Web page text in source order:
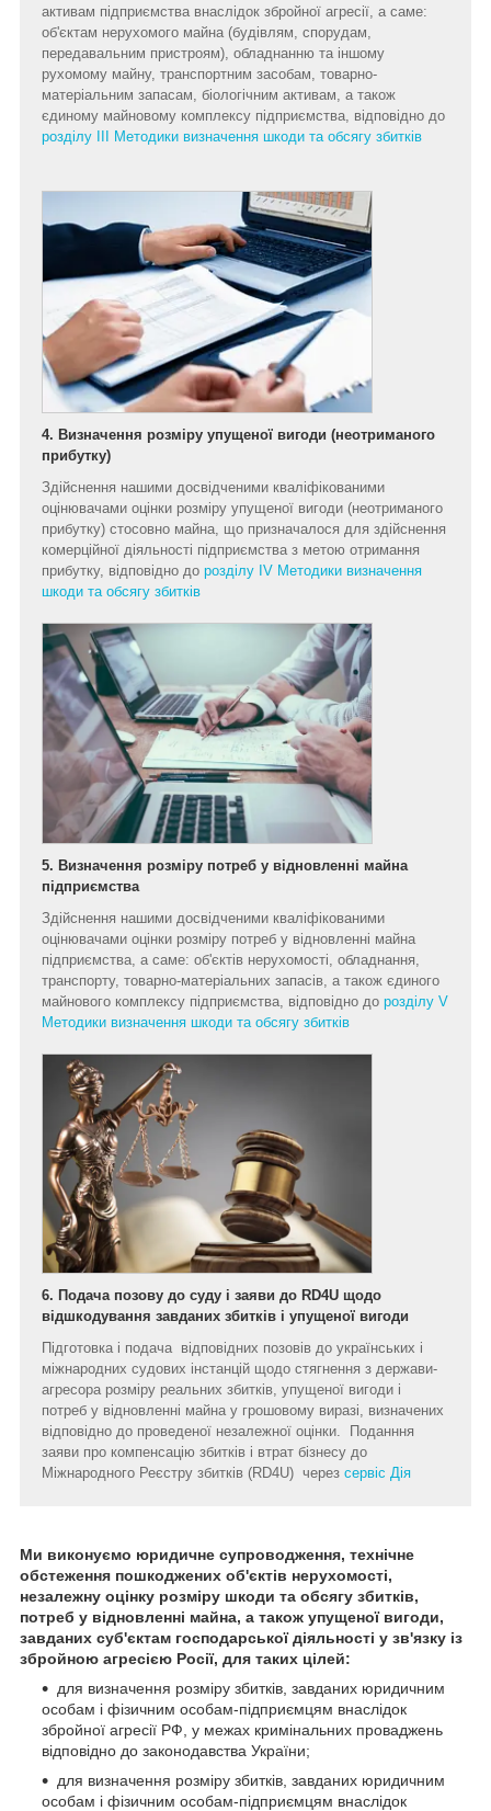
активам підприємства внаслідок збройної агресії, а саме:
об'єктам нерухомого майна (будівлям, спорудам,
передавальним пристроям), обладнанню та іншому
рухомому майну, транспортним засобам, товарно-
матеріальним запасам, біологічним активам, а також
єдиному майновому комплексу підприємства, відповідно до
розділу ІІІ Методики визначення шкоди та обсягу збитків
4. Визначення розміру упущеної вигоди (неотриманого
прибутку)
Здійснення нашими досвідченими кваліфікованими
оцінювачами оцінки розміру упущеної вигоди (неотриманого
прибутку) стосовно майна, що призначалося для здійснення
комерційної діяльності підприємства з метою отримання
прибутку, відповідно до розділу IV Методики визначення
шкоди та обсягу збитків
5. Визначення розміру потреб у відновленні майна
підприємства
Здійснення нашими досвідченими кваліфікованими
оцінювачами оцінки розміру потреб у відновленні майна
підприємства, а саме: об'єктів нерухомості, обладнання,
транспорту, товарно-матеріальних запасів, а також єдиного
майнового комплексу підприємства, відповідно до розділу V
Методики визначення шкоди та обсягу збитків
6. Подача позову до суду і заяви до RD4U щодо
відшкодування завданих збитків і упущеної вигоди
Підготовка і подача відповідних позовів до українських і
міжнародних судових інстанцій щодо стягнення з держави-
агресора розміру реальних збитків, упущеної вигоди і
потреб у відновленні майна у грошовому виразі, визначених
відповідно до проведеної незалежної оцінки. Поданння
заяви про компенсацію збитків і втрат бізнесу до
Міжнародного Реєстру збитків (RD4U) через сервіс Дія
Ми виконуємо юридичне супроводження, технічне
обстеження пошкоджених об'єктів нерухомості,
незалежну оцінку розміру шкоди та обсягу збитків,
потреб у відновленні майна, а також упущеної вигоди,
завданих суб'єктам господарської діяльності у зв'язку із
збройною агресією Росії, для таких цілей:
для визначення розміру збитків, завданих юридичним
особам і фізичним особам-підприємцям внаслідок
збройної агресії РФ, у межах кримінальних проваджень
відповідно до законодавства України;
для визначення розміру збитків, завданих юридичним
особам і фізичним особам-підприємцям внаслідок